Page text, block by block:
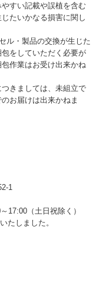
すい記載や誤植を含む
たいかなる損害に関し
ル・製品の交換が生じた
をしていただく必要が
作業はお受け出来かね
きましては、未組立で
お届けは出来かねま
1
17:00（土日祝除く）
たしました。